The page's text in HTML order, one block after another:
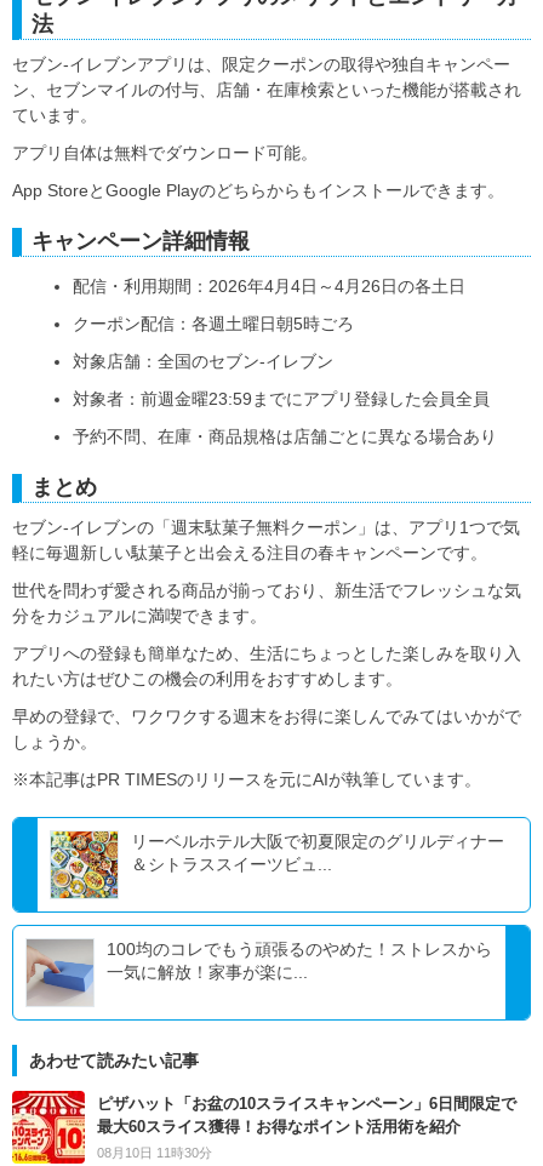
法
セブン‐イレブンアプリは、限定クーポンの取得や独自キャンペー
ン、セブンマイルの付与、店舗・在庫検索といった機能が搭載され
ています。
アプリ自体は無料でダウンロード可能。
App StoreとGoogle Playのどちらからもインストールできます。
キャンペーン詳細情報
配信・利用期間：2026年4月4日～4月26日の各土日
クーポン配信：各週土曜日朝5時ごろ
対象店舗：全国のセブン‐イレブン
対象者：前週金曜23:59までにアプリ登録した会員全員
予約不問、在庫・商品規格は店舗ごとに異なる場合あり
まとめ
セブン‐イレブンの「週末駄菓子無料クーポン」は、アプリ1つで気
軽に毎週新しい駄菓子と出会える注目の春キャンペーンです。
世代を問わず愛される商品が揃っており、新生活でフレッシュな気
分をカジュアルに満喫できます。
アプリへの登録も簡単なため、生活にちょっとした楽しみを取り入
れたい方はぜひこの機会の利用をおすすめします。
早めの登録で、ワクワクする週末をお得に楽しんでみてはいかがで
しょうか。
※本記事はPR TIMESのリリースを元にAIが執筆しています。
リーベルホテル大阪で初夏限定のグリルディナー
＆シトラススイーツビュ...
100均のコレでもう頑張るのやめた！ストレスから
一気に解放！家事が楽に...
あわせて読みたい記事
ピザハット「お盆の10スライスキャンペーン」6日間限定で
最大60スライス獲得！お得なポイント活用術を紹介
08月10日 11時30分